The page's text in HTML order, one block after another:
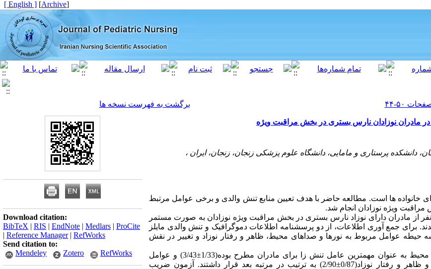
[
Archive
]
[ English ]
برگشت به فهرست نسخه ها
مادران نوزادان نارس بستری در بخش مراقبت ویژه
دانشکده پرستاری و مامایی، دانشگاه علوم پزشکی زنجان، زنجان، ایران ،
خانواده ها است. مطالعه حاضر با هدف تعیین منابع تنش والدی و برخی عوامل مرتبط
ویژه نوزادان انجام شد.
در یک مطالعه توصیفی مقطعی، 153 نفر از مادران دارای نوزاد نارس بستری در بخش مراقبت ویژه نوزادان به صورت مستمر
برای جمع آوری اطلاعات، از دو پرسشنامه اطلاعات دموگرافیک و تنش والدی مایلز
حیطه عوامل مربوط به نورها و صداهای محیط، ظاهر و رفتار نوزاد و تغییر در نقش
عوامل مربوط به نورها و صداهای محیط به عنوان مهمترین عامل تنش زا برای مادران مطرح بوده(1/33±3/43) و عوامل
مربوط به تغییر در نقش والدی(0/86±3/30) و ظاهر و رفتار نوزاد(0/87±2/90) به ترتیب در مرتبه بعد قرار داشتند. آزمون ضریب
Download citation:
BibTeX | RIS | EndNote | Medlars | ProCite
| Reference Manager| RefWorks
Send citation to:
Mendeley
Zotero RefWorks